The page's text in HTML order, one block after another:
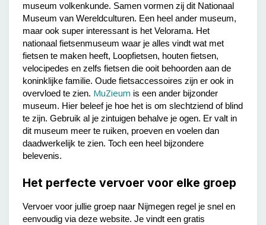
museum volkenkunde. Samen vormen zij dit Nationaal
Museum van Wereldculturen. Een heel ander museum,
maar ook super interessant is het Velorama. Het
nationaal fietsenmuseum waar je alles vindt wat met
fietsen te maken heeft, Loopfietsen, houten fietsen,
velocipedes en zelfs fietsen die ooit behoorden aan de
koninklijke familie. Oude fietsaccessoires zijn er ook in
overvloed te zien. MuZieum is een ander bijzonder
museum. Hier beleef je hoe het is om slechtziend of blind
te zijn. Gebruik al je zintuigen behalve je ogen. Er valt in
dit museum meer te ruiken, proeven en voelen dan
daadwerkelijk te zien. Toch een heel bijzondere
belevenis.
Het perfecte vervoer voor elke groep
Vervoer voor jullie groep naar Nijmegen regel je snel en
eenvoudig via deze website. Je vindt een gratis